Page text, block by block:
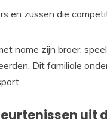
en zussen die
name zijn broer,
Dit familiale
uit